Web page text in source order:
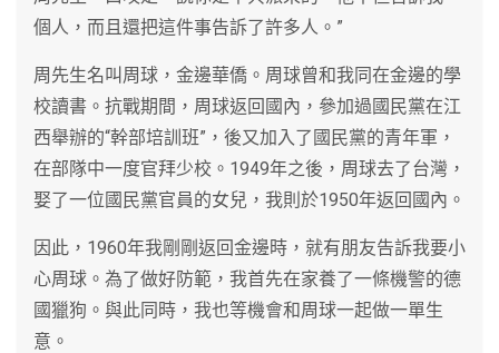
個人，而且還把這件事告訴了許多人。”
周先生名叫周球，金邊華僑。周球曾和我同在金邊的學
校讀書。抗戰期間，周球返回國內，參加過國民黨在江
西舉辦的“幹部培訓班”，後又加入了國民黨的青年軍，
在部隊中一度官拜少校。1949年之後，周球去了台灣，
娶了一位國民黨官員的女兒，我則於1950年返回國內。
因此，1960年我剛剛返回金邊時，就有朋友告訴我要小
心周球。為了做好防範，我首先在家養了一條機警的德
國獵狗。與此同時，我也等機會和周球一起做一單生
意。